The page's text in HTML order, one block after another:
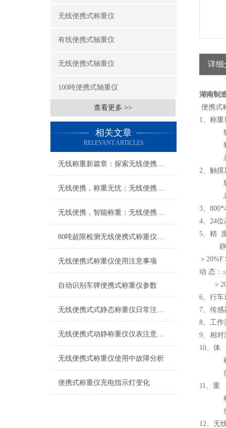
无线便携式称重仪
有线便携式轴重仪
无线便携式轴重仪
100吨便携式轴重仪
查看更多 >>
相关文章
RELEVANT ARTICLES
无线称重新篇章：探索无线便携式称重仪的无限可能
无线便携，称重无忧：无线便携式称重仪打造便捷称重新体验
无线便携，智能称重：无线便携式称重仪创新科技体验
80吨超限检测无线便携式称重仪产品特点
无线便携式称重仪使用注意事项
自动识别车牌便携式称重仪参数
无线便携式式静态称重仪日常注意事项
无线便携式动静称重仪仪表注意事项
无线便携式称重仪使用中故障分析
便携式称重仪充电指示灯变化
详细
湖南制
便携式
1、称重
轮重
轴重
总重
2、触摸
轴（
总
3、
4、24
5、精
静 态
＞
动 态：
＞
6、行车
7、传感
8、工
9、相对
10、体
称重
仪 表
11、重
称重
仪
12、无